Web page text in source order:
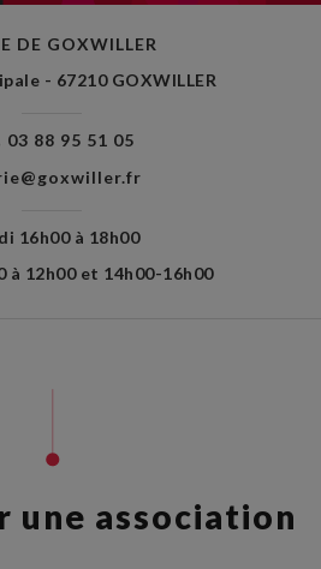
DE GOXWILLER
- 67210 GOXWILLER
03 88 95 51 05
16h00 à 18h00
à 12h00 et 14h00-16h00
une association